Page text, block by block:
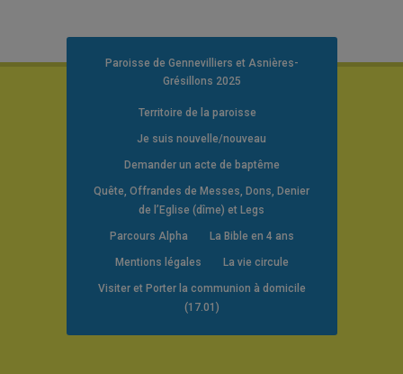
Paroisse de Gennevilliers et Asnières-
Grésillons 2025
Territoire de la paroisse
Je suis nouvelle/nouveau
Demander un acte de baptême
Quête, Offrandes de Messes, Dons, Denier
de l’Eglise (dîme) et Legs
Parcours Alpha La Bible en 4 ans
Mentions légales La vie circule
Visiter et Porter la communion à domicile
(17.01)